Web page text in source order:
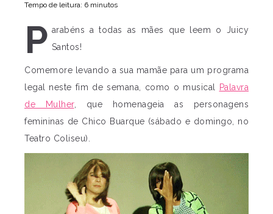
Tempo de leitura: 6 minutos
P arabéns a todas as mães que leem o Juicy
Santos!
Comemore levando a sua mamãe para um programa
legal neste fim de semana, como o musical
Palavra
de Mulher, que homenageia as personagens
femininas de Chico Buarque (sábado e domingo, no
Teatro Coliseu).